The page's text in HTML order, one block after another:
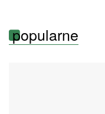
popularne